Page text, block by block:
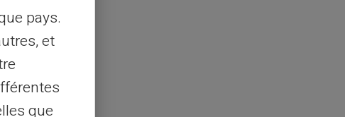
pays.
et
que